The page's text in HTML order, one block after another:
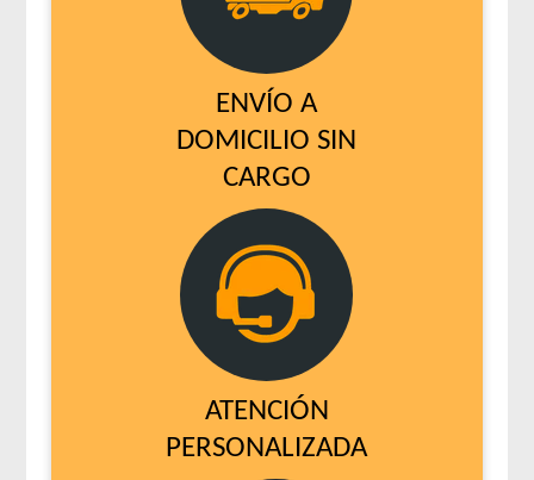
ENVÍO A
DOMICILIO SIN
CARGO
ATENCIÓN
PERSONALIZADA